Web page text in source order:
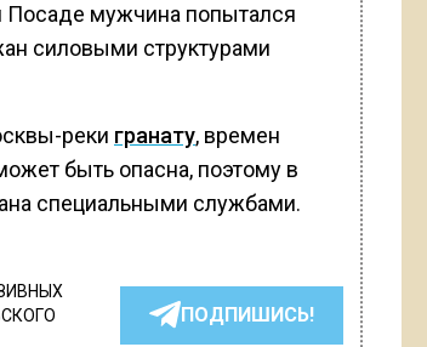
Посаде мужчина попытался
силовыми структурами
реки гранату, времен
быть опасна, поэтому в
специальными службами.
ПОДПИШИСЬ!